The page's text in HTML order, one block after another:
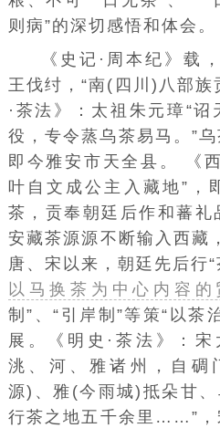
则病”的深切感悟和体会。
《史记·周本纪》载
王伐纣，“南(四川)八部族
·茶法》：太祖朱元璋“
役，专令蒸乌茶易马。”
即今雅安市天全县。 《
叶自文成公主入藏地”，
茶，贡奉朝廷后作和蕃
安藏茶源源不断输入西藏
唐、宋以来，朝廷先后行“
以马换茶为中心内容的
制”、“引岸制”等策“以茶
展。《明史·茶法》：宋
洮、河、雅诸州，自
源)、雅(今雨城)抵朵甘、
行茶之地五千余里……”，